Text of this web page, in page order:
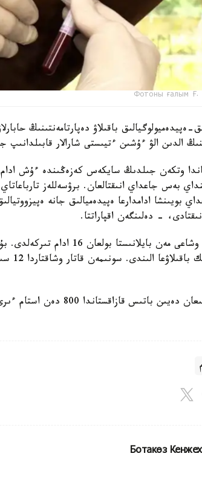
Фотоны ғалым Ғ.
ەپيدەميولوگيالىق باقىلاۋ دەپارتامەنتىنىڭ
الدىن الۋ ءۇشىن ءتيىستى شارالار قابىلدانىپ
وتكەن جىلدىڭ سايكەس كەزەڭىندە ءۇش ادام
بەس جاعداي انىقتالعان. برۋسەللەز
بويىنشا ادامدارعا ەپيدەميالىق جانە
- دەلىنگەن اقپاراتتا.
ينفەكسيانىڭ بەس وشاعى مەن
ەسكە سالساق، وسىعان دەيىن
Ботакөз